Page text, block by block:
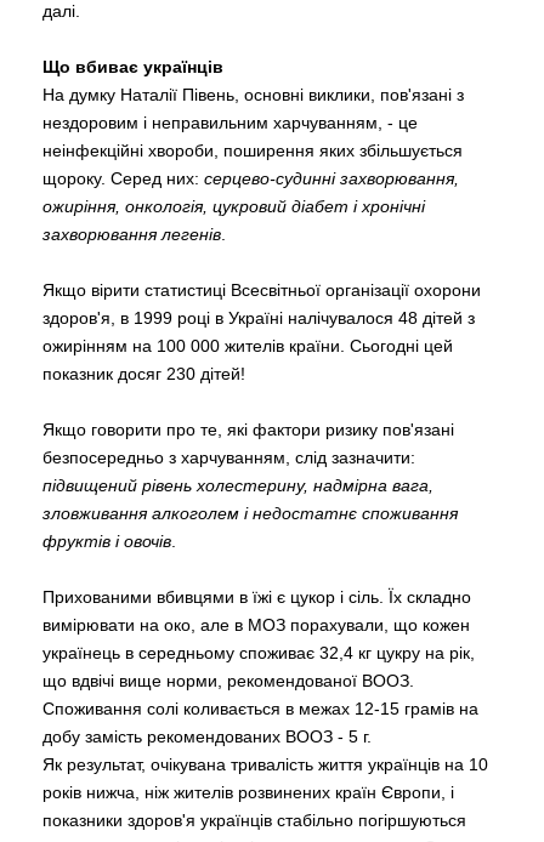
далі.
Що вбиває українців
На думку Наталії Півень, основні виклики, пов'язані з
нездоровим і неправильним харчуванням, - це
неінфекційні хвороби, поширення яких збільшується
щороку. Серед них: серцево-судинні захворювання,
ожиріння, онкологія, цукровий діабет і хронічні
захворювання легенів.
Якщо вірити статистиці Всесвітньої організації охорони
здоров'я, в 1999 році в Україні налічувалося 48 дітей з
ожирінням на 100 000 жителів країни. Сьогодні цей
показник досяг 230 дітей!
Якщо говорити про те, які фактори ризику пов'язані
безпосередньо з харчуванням, слід зазначити:
підвищений рівень холестерину, надмірна вага,
зловживання алкоголем і недостатнє споживання
фруктів і овочів.
Прихованими вбивцями в їжі є цукор і сіль. Їх складно
вимірювати на око, але в МОЗ порахували, що кожен
українець в середньому споживає 32,4 кг цукру на рік,
що вдвічі вище норми, рекомендованої ВООЗ.
Споживання солі коливається в межах 12-15 грамів на
добу замість рекомендованих ВООЗ - 5 г.
Як результат, очікувана тривалість життя українців на 10
років нижча, ніж жителів розвинених країн Європи, і
показники здоров'я українців стабільно погіршуються